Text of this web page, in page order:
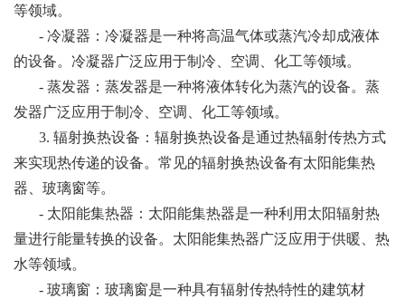
等领域。
- 冷凝器：冷凝器是一种将高温气体或蒸汽冷却成液体
的设备。冷凝器广泛应用于制冷、空调、化工等领域。
- 蒸发器：蒸发器是一种将液体转化为蒸汽的设备。蒸
发器广泛应用于制冷、空调、化工等领域。
3. 辐射换热设备：辐射换热设备是通过热辐射传热方式
来实现热传递的设备。常见的辐射换热设备有太阳能集热
器、玻璃窗等。
- 太阳能集热器：太阳能集热器是一种利用太阳辐射热
量进行能量转换的设备。太阳能集热器广泛应用于供暖、热
水等领域。
- 玻璃窗：玻璃窗是一种具有辐射传热特性的建筑材